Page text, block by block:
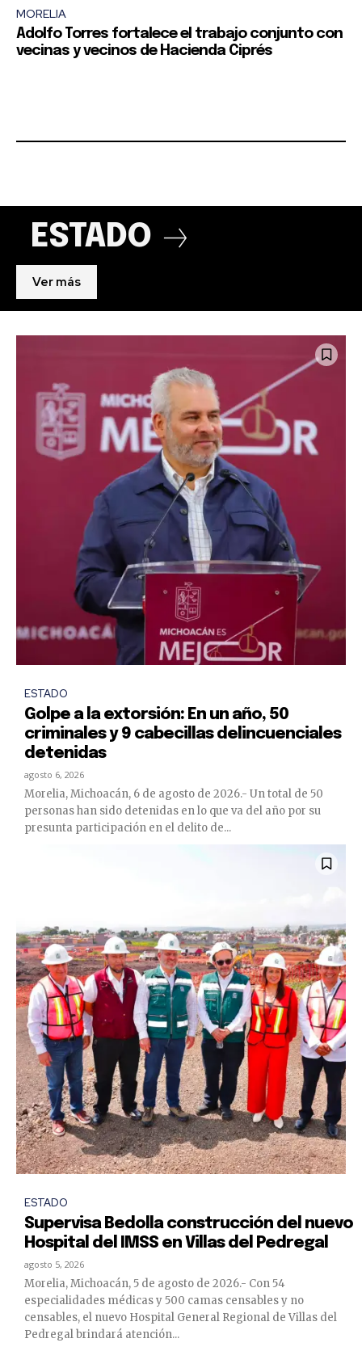
MORELIA
Adolfo Torres fortalece el trabajo conjunto con
vecinas y vecinos de Hacienda Ciprés
ESTADO
Ver más
ESTADO
Golpe a la extorsión: En un año, 50
criminales y 9 cabecillas delincuenciales
detenidas
agosto 6, 2026
Morelia, Michoacán, 6 de agosto de 2026.- Un total de 50
personas han sido detenidas en lo que va del año por su
presunta participación en el delito de...
ESTADO
Supervisa Bedolla construcción del nuevo
Hospital del IMSS en Villas del Pedregal
agosto 5, 2026
Morelia, Michoacán, 5 de agosto de 2026.- Con 54
especialidades médicas y 500 camas censables y no
censables, el nuevo Hospital General Regional de Villas del
Pedregal brindará atención...